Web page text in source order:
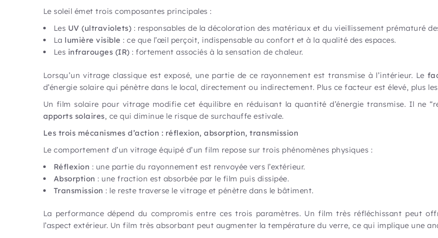
Le soleil émet trois composantes principales :
Les UV (ultraviolets) : responsables de la décoloration des matériaux et du vieillissement prématuré
La lumière visible : ce que l’œil perçoit, indispensable au confort et à la qualité des espaces.
Les infrarouges (IR) : fortement associés à la sensation de chaleur.
Lorsqu’un vitrage classique est exposé, une partie de ce rayonnement est transmise à l’intérieur. Le
d’énergie solaire qui pénètre dans le local, directement ou indirectement. Plus ce facteur est élevé, plus
Un film solaire pour vitrage modifie cet équilibre en réduisant la quantité d’énergie transmise. Il ne
apports solaires, ce qui diminue le risque de surchauffe estivale.
Les trois mécanismes d’action : réflexion, absorption, transmission
Le comportement d’un vitrage équipé d’un film repose sur trois phénomènes physiques :
Réflexion : une partie du rayonnement est renvoyée vers l’extérieur.
Absorption : une fraction est absorbée par le film puis dissipée.
Transmission : le reste traverse le vitrage et pénètre dans le bâtiment.
La performance dépend du compromis entre ces trois paramètres. Un film très réfléchissant peut
l’aspect extérieur. Un film très absorbant peut augmenter la température du verre, ce qui implique une